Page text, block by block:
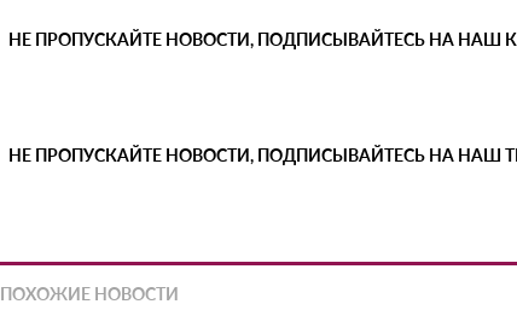
НЕ ПРОПУСКАЙТЕ НОВОСТИ, ПОДПИСЫВАЙТЕСЬ НА НАШ
НЕ ПРОПУСКАЙТЕ НОВОСТИ, ПОДПИСЫВАЙТЕСЬ НА НАШ
ПОХОЖИЕ НОВОСТИ